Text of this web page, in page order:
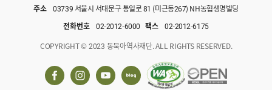
주소
03739 서울시 서대문구 통일로 81 (미근동267) NH농협생명빌딩
전화번호
02-2012-6000 팩스
02-2012-6175
COPYRIGHT © 2023 동북아역사재단. ALL RIGHTS RESERVED.